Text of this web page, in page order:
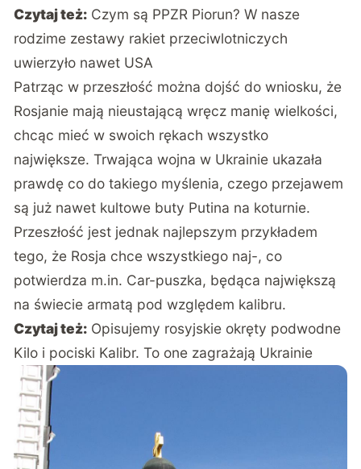
Czytaj też: Czym są PPZR Piorun? W nasze
rodzime zestawy rakiet przeciwlotniczych
uwierzyło nawet USA
Patrząc w przeszłość można dojść do wniosku, że
Rosjanie mają nieustającą wręcz manię wielkości,
chcąc mieć w swoich rękach wszystko
największe. Trwająca wojna w Ukrainie ukazała
prawdę co do takiego myślenia, czego przejawem
są już nawet kultowe buty Putina na koturnie.
Przeszłość jest jednak najlepszym przykładem
tego, że Rosja chce wszystkiego naj-, co
potwierdza m.in. Car-puszka, będąca największą
na świecie armatą pod względem kalibru.
Czytaj też: Opisujemy rosyjskie okręty podwodne
Kilo i pociski Kalibr. To one zagrażają Ukrainie